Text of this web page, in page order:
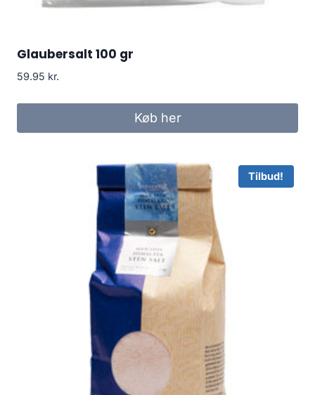
Glaubersalt 100 gr
59.95 kr.
Køb her
Tilbud!